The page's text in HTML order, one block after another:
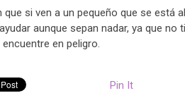
si ven a un pequeño que se está
aunque sepan nadar, ya que
en peligro.
Pin It